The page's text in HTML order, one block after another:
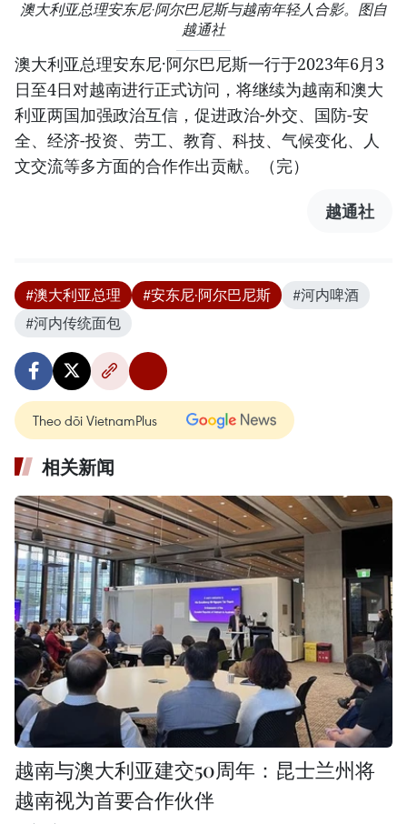
澳大利亚总理安东尼·阿尔巴尼斯与越南年轻人合影。图自
越通社
澳大利亚总理安东尼·阿尔巴尼斯一行于2023年6月3
日至4日对越南进行正式访问，将继续为越南和澳大
利亚两国加强政治互信，促进政治-外交、国防-安
全、经济-投资、劳工、教育、科技、气候变化、人
文交流等多方面的合作作出贡献。（完）
越通社
#澳大利亚总理 #安东尼·阿尔巴尼斯
#河内啤酒
#河内传统面包
Theo dõi VietnamPlus
相关新闻
越南与澳大利亚建交50周年：昆士兰州将
越南视为首要合作伙伴